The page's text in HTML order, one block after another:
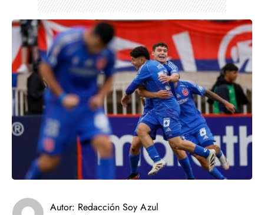
Autor: Redacción Soy Azul